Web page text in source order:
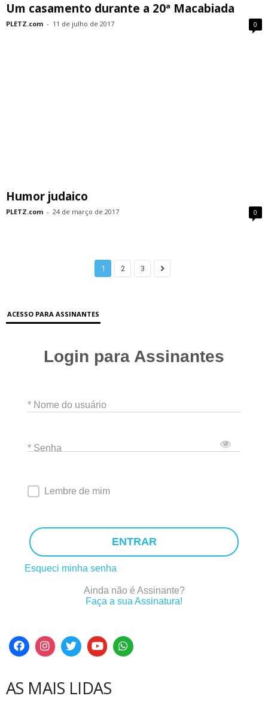
Um casamento durante a 20ª Macabiada
PLETZ.com - 11 de julho de 2017 0
Humor judaico
PLETZ.com - 24 de março de 2017 0
1 2 3
ACESSO PARA ASSINANTES
Login para Assinantes
* Nome do usuário
* Senha
Lembre de mim
ENTRAR
Esqueci minha senha
Ainda não é Assinante?
Faça a sua Assinatura!
AS MAIS LIDAS